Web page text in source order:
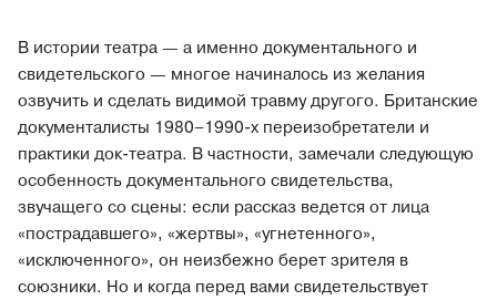
В истории театра — а именно документального и
свидетельского — многое начиналось из желания
озвучить и сделать видимой травму другого. Британские
документалисты 1980–1990-х переизобретатели и
практики док-театра. В частности, замечали следующую
особенность документального свидетельства,
звучащего со сцены: если рассказ ведется от лица
«пострадавшего», «жертвы», «угнетенного»,
«исключенного», он неизбежно берет зрителя в
союзники. Но и когда перед вами свидетельствует